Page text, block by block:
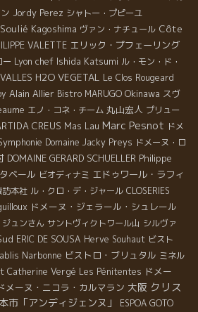
Jordy Perez シャトー・プピーユ
Kagoshima ヴァン・ナチュール Côte
VALETTE エリック・プフェーリング
ー Lyon chef Ishida Katsumi ル・モン・ド・
H2O VEGETAL Le Clos Rougeard
Alain Allier Bistro MARUGO Okinawa スヴ
エノ・コネ・チーム 丸山宏人 プリュー
CREUS Mas Lau Marc Pesnot ドメ
Domaine Jacky Preys ドメーヌ・ロ
DOMAINE GERARD SCHUELLER Philippe
ベール ビオディナミ エドゥワール・ラフィ
訪本社 ル・クロ・デ・ジャール CLOSERIES
ドメーヌ・ジェラール・シュレール
ジュンさん サントヴィクトワール山 シルヴァ
ERIC DE SOUSA Herve Souhaut ビスト
Narbonne ビストロ・ブリュタル ミネル
Catherine Vergé Les Pénitentes ドメー
メーヌ・ニコラ・カルマラン 大阪 クリス
市「アンディジェンヌ」
ESPOA GOTO